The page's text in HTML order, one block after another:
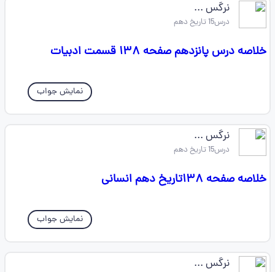
نرگس ...
درس15 تاریخ دهم
خلاصه درس پانزدهم صفحه ۱۳۸ قسمت ادبیات
نمایش جواب
نرگس ...
درس15 تاریخ دهم
خلاصه صفحه ۱۳۸تاریخ دهم انسانی
نمایش جواب
نرگس ...